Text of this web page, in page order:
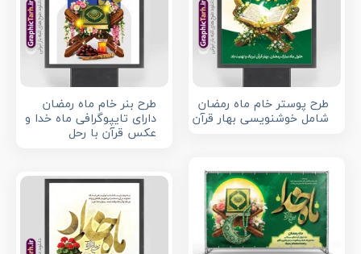
طرح پوستر خام ماه رمضان
شامل خوشنویسی بهار قرآن
طرح بنر خام ماه رمضان
دارای تایپوگرافی ماه خدا و
عکس قرآن با رحل